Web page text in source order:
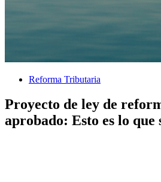
Reforma Tributaria
Proyecto de ley de
aprobado: Esto es lo